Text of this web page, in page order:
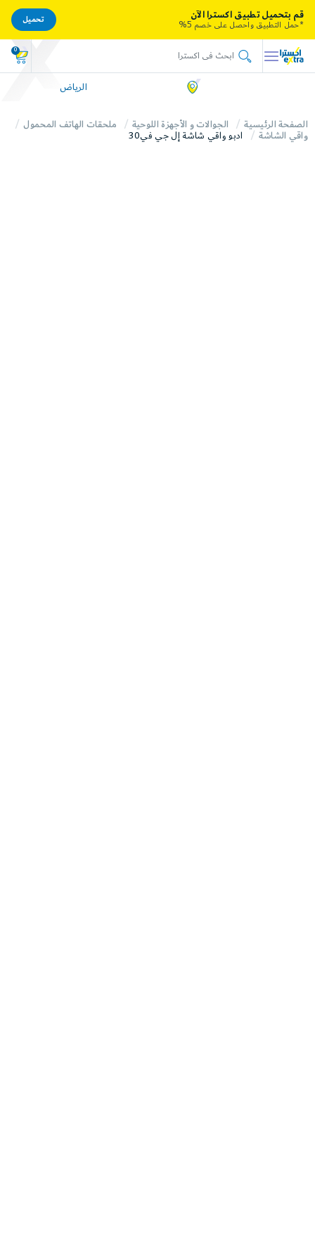
0
الرياض
الصفحة الرئيسية الجوالات و الأجهزة اللوحية
ملحقات الهاتف المحمول
واقي الشاشة
ادبو واقي شاشة إل جي في30
قم بتحميل تطبيق اكسترا الآن
*حمل التطبيق واحصل على خصم 5%
تحميل